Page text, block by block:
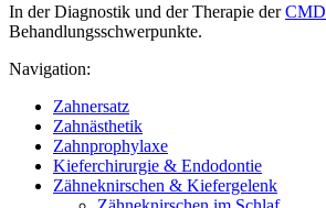
In der Diagnostik und der Therapie derCMD
Behandlungsschwerpunkte.
Navigation:
Zahnersatz
Zahnästhetik
Zahnprophylaxe
Kieferchirurgie & Endodontie
Zähneknirschen & Kiefergelenk